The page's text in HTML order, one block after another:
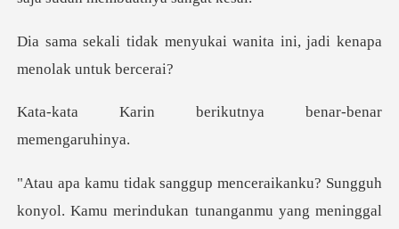
ukai wanita ini, jadi kena
rikutnya benar-ben
ndukan tunanganmu yang meninggal